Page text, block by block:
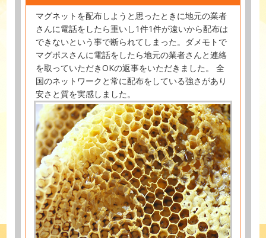
マグネットを配布しようと思ったときに地元の業者
さんに電話をしたら重いし1件1件が遠いから配布は
できないという事で断られてしまった。ダメモトで
マグポスさんに電話をしたら地元の業者さんと連絡
を取っていただきOKの返事をいただきました。 全
国のネットワークと常に配布をしている強さがあり
安さと質を実感しました。